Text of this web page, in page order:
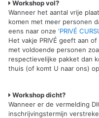
Workshop vol?
Wanneer het aantal vrije
komen met meer personen
eens naar onze 'PRIVÉ
Het vakje PRIVÉ geeft aan
met voldoende personen
respectievelijke pakket dan
thuis (of komt U naar ons)
Workshop dicht?
Wanneer er de vermelding
inschrijvingstermijn